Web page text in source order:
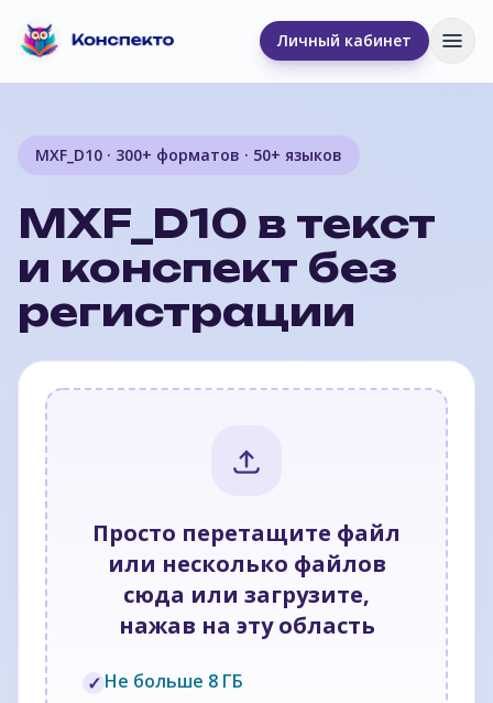
Личный кабинет
MXF_D10 · 300+ форматов · 50+ языков
MXF_D10 в текст
и конспект без
регистрации
Просто перетащите файл
или несколько файлов
сюда или загрузите,
нажав на эту область
✓ Не больше 8 ГБ